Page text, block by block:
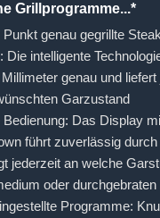
Grillprogramme...*
Punkt genau gegrillte
Die intelligente
genau und
Garzustand
Bedienung: Das Display
führt zuverlässig
jederzeit an welche
oder durchgebraten​
Programme: